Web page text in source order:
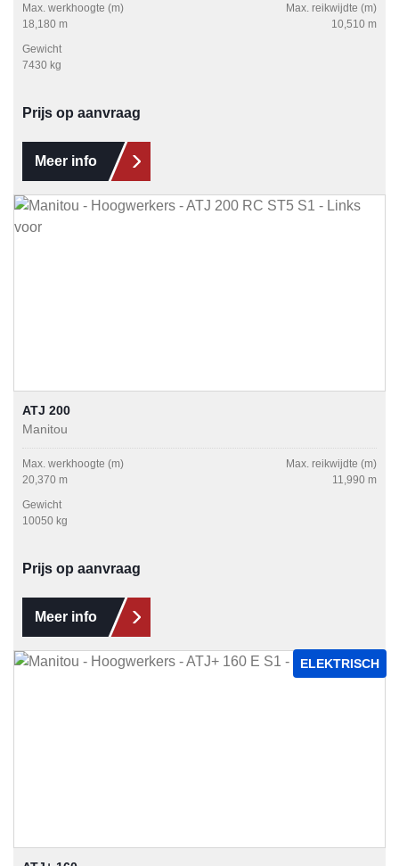
Max. werkhoogte (m)
18,180 m
Max. reikwijdte (m)
10,510 m
Gewicht
7430 kg
Prijs op aanvraag
Meer info
ATJ 200
Manitou
Max. werkhoogte (m)
20,370 m
Max. reikwijdte (m)
11,990 m
Gewicht
10050 kg
Prijs op aanvraag
Meer info
ELEKTRISCH